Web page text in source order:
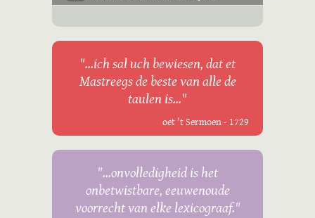
"...ich sal uch bewiesen, dat et
Mastreegs de beste van alle de
taulen is..."
oet 't Sermoen - 1729
"...onvolledigheid is het
onbetwistbare, eeuwenoude
voorrecht van elke lexicograaf."